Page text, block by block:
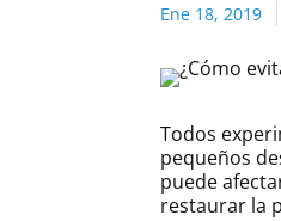
Ene 18, 2019
Todos
pequeños
puede
restaurar la